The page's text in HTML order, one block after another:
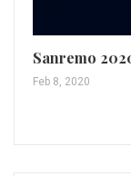
Sanremo
Feb 8, 2020